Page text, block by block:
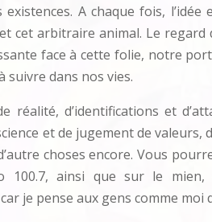
A chaque fois, l’idée
cet arbitraire animal. Le regard
face à cette folie, notre
suivre dans nos vies.
réalité, d’identifications et
et de jugement de valeurs,
choses encore. Vous
ainsi que sur le mien,
je pense aux gens comme moi